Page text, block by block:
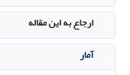
ارجاع به این مقاله
آمار